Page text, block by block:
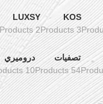
KOS
3 Products
LUXSY
2 Products
تصفيات
54 Products
دروميري
10 Products